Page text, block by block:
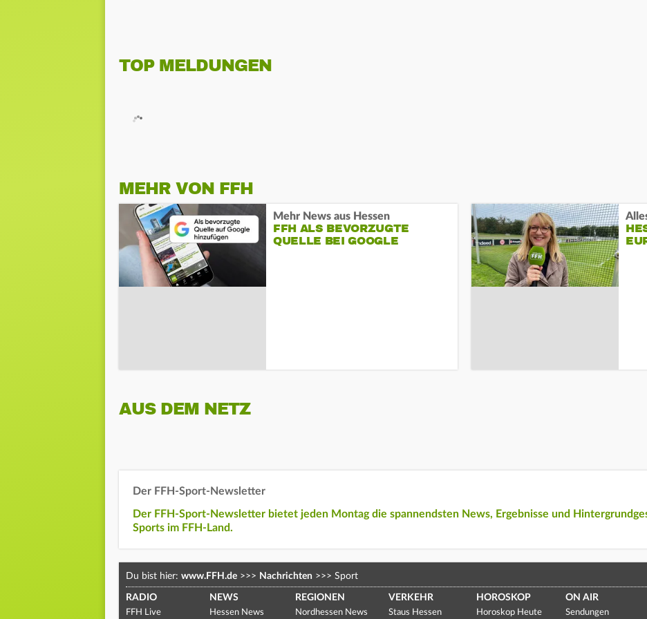
TOP MELDUNGEN
MEHR VON FFH
Mehr News aus Hessen
FFH ALS BEVORZUGTE
QUELLE BEI GOOGLE
AUS DEM NETZ
Der FFH-Sport-Newsletter
Der FFH-Sport-Newsletter bietet jeden Montag die spannendsten News, Ergebnisse und
Sports im FFH-Land.
Du bist hier: www.FFH.de >>> Nachrichten >>> Sport
RADIO
FFH Live
NEWS
Hessen News
REGIONEN
Nordhessen News
VERKEHR
Staus Hessen
HOROSKOP
Horoskop Heute
ON AIR
Sendungen